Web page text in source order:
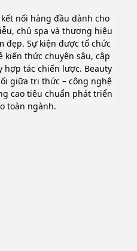
nối hàng đầu dành cho
chủ spa và thương hiệu
đẹp. Sự kiện được tổ chức
thức chuyên sâu, cập
hợp tác chiến lược. Beauty
giữa tri thức – công nghệ
cao tiêu chuẩn phát triển
toàn ngành.